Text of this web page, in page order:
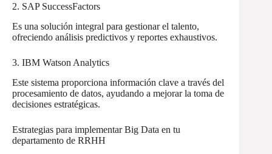
2. SAP SuccessFactors
Es una solución integral para gestionar el talento,
ofreciendo análisis predictivos y reportes exhaustivos.
3. IBM Watson Analytics
Este sistema proporciona información clave a través del
procesamiento de datos, ayudando a mejorar la toma de
decisiones estratégicas.
Estrategias para implementar Big Data en tu
departamento de RRHH